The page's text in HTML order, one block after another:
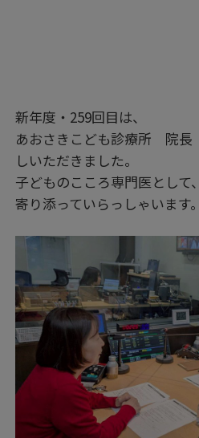
新年度・259回目は、
あおさきこども診療所 院
しいただきました。
子どものこころ専門医として
寄り添っていらっしゃいます。